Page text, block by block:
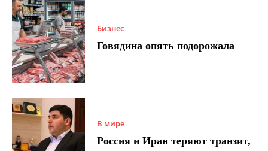
Бизнес
Говядина опять подорожала
В мире
Россия и Иран теряют транзит,